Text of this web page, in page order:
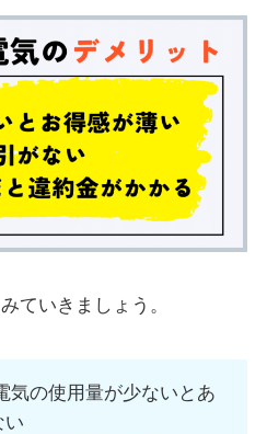
ていきましょう。
の使用量が少ないとあ
い